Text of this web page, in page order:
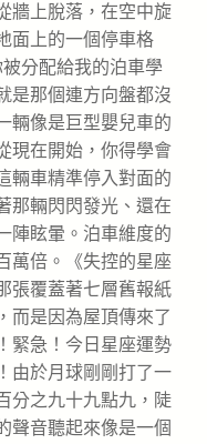
牆上脫落，在空中旋
面上的一個停車格
分配給我的泊車學
是那個連方向盤都沒
輛像是巨型嬰兒車的
現在開始，你得學會
輛車精準停入對面的
那輛閃閃發光、還在
陣眩暈。泊車維度的
萬倍。《失控的星座
張覆蓋著七層舊報紙
而是因為屋頂傳來了
緊急！今日星座運勢
由於月球剛剛打了一
分之九十九點九，陡
聲音聽起來像是一個